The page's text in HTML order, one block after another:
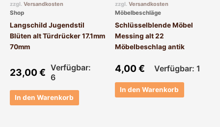
zzgl. Versandkosten
Shop
Langschild Jugendstil
Blüten alt Türdrücker 17.1mm
70mm
23,00€ Verfügbar:
6
In den Warenkorb
zzgl. Versandkosten
Möbelbeschläge
Schlüsselblende Möbel
Messing alt 22
Möbelbeschlag antik
4,00€ Verfügbar: 1
In den Warenkorb